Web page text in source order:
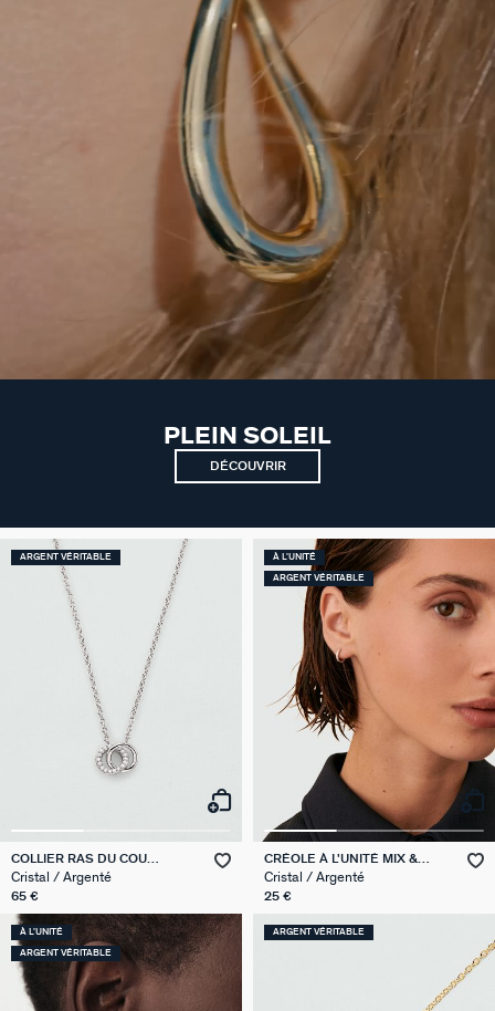
PLEIN SOLEIL
DÉCOUVRIR
ARGENT VÉRITABLE
COLLIER RAS DU COU
RONDOU
Cristal / Argenté
65 €
À L'UNITÉ
ARGENT VÉRITABLE
CRÉOLE À L'UNITÉ MIX &
MATCH
Cristal / Argenté
25 €
À L'UNITÉ
ARGENT VÉRITABLE
ARGENT VÉRITABLE